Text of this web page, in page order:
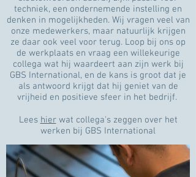
techniek, een ondernemende instelling en
denken in mogelijkheden. Wij vragen veel van
onze medewerkers, maar natuurlijk krijgen
ze daar ook veel voor terug. Loop bij ons op
de werkplaats en vraag een willekeurige
collega wat hij waardeert aan zijn werk bij
GBS International, en de kans is groot dat je
als antwoord krijgt dat hij geniet van de
vrijheid en positieve sfeer in het bedrijf.
Lees hierwat collega's zeggen over het
werken bij GBS International